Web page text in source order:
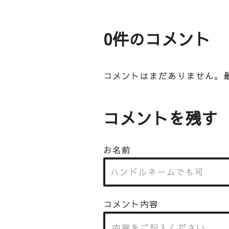
0件のコメント
コメントはまだありません。
コメントを残す
お名前
コメント内容